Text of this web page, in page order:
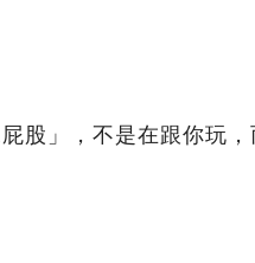
股」，不是在跟你玩，